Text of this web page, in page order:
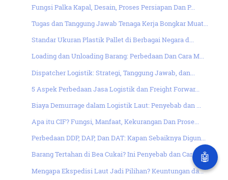
🤖
Fungsi Palka Kapal, Desain, Proses Persiapan Dan P...
Tugas dan Tanggung Jawab Tenaga Kerja Bongkar Muat...
Standar Ukuran Plastik Pallet di Berbagai Negara d...
Loading dan Unloading Barang: Perbedaan Dan Cara M...
Dispatcher Logistik: Strategi, Tanggung Jawab, dan...
5 Aspek Perbedaan Jasa Logistik dan Freight Forwar...
Biaya Demurrage dalam Logistik Laut: Penyebab dan ...
Apa itu CIF? Fungsi, Manfaat, Kekurangan Dan Prose...
Perbedaan DDP, DAP, Dan DAT: Kapan Sebaiknya Digun...
Barang Tertahan di Bea Cukai? Ini Penyebab dan Car...
Mengapa Ekspedisi Laut Jadi Pilihan? Keuntungan da...